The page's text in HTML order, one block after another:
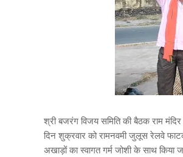
श्री बजरंग विजय समिति की बैठक राम
दिन शुक्रवार को रामनवमी जुलूस रेलवे
अखाड़ों का स्वागत गर्म जोशी के साथ किया